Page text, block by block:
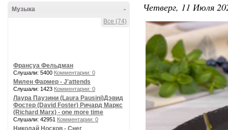
-
Музыка
Все (74)
Франсуа Фельдман
Слушали: 5400 Комментарии: 0
Милен Фармер - J'attends
Слушали: 1423 Комментарии: 0
Лаура Паузини (Laura Pausini)Дэвид
Фостер (David Foster) Ричард Маркс
(Richard Marx) - one more time
Слушали: 42951 Комментарии: 0
Николай Носков - Снег
Четверг, 11 Июля